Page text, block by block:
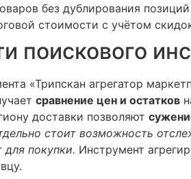
без дублирования позиций
стоимости с учётом
поискового
«Трипскан агрегатор
сравнение цен и остатков
доставки позволяют
стоит возможность
покупки. Инструмент